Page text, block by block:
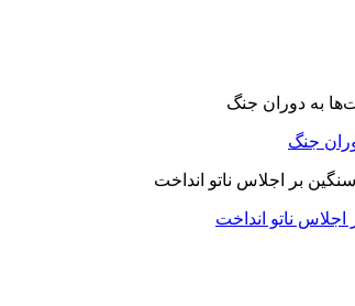
جنگ
ناتو انداخت